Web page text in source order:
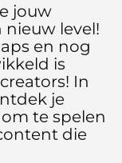
jouw
nieuw level!
en nog
is
In
je
te spelen
die